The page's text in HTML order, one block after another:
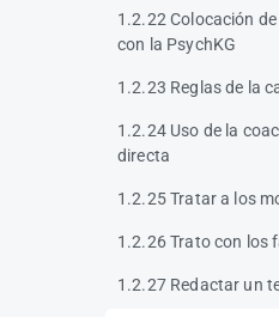
1.2.22 Colocación
con la PsychKG
1.2.23 Reglas de la
1.2.24 Uso de la
directa
1.2.25 Tratar a los
1.2.26 Trato con los
1.2.27 Redactar un